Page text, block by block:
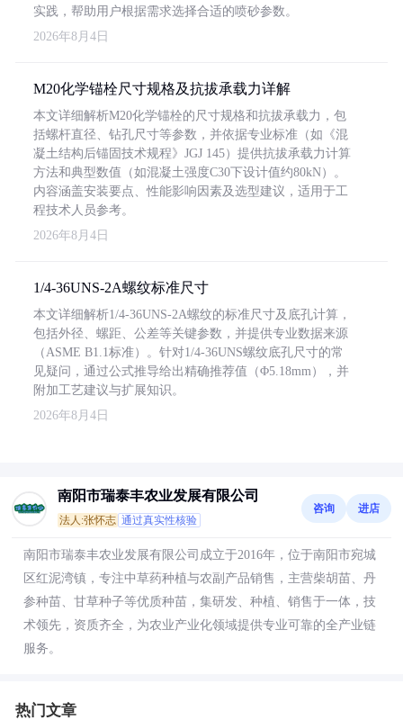
实践，帮助用户根据需求选择合适的喷砂参数。
2026年8月4日
M20化学锚栓尺寸规格及抗拔承载力详解
本文详细解析M20化学锚栓的尺寸规格和抗拔承载力，包
括螺杆直径、钻孔尺寸等参数，并依据专业标准（如《混
凝土结构后锚固技术规程》JGJ 145）提供抗拔承载力计算
方法和典型数值（如混凝土强度C30下设计值约80kN）。
内容涵盖安装要点、性能影响因素及选型建议，适用于工
程技术人员参考。
2026年8月4日
1/4-36UNS-2A螺纹标准尺寸
本文详细解析1/4-36UNS-2A螺纹的标准尺寸及底孔计算，
包括外径、螺距、公差等关键参数，并提供专业数据来源
（ASME B1.1标准）。针对1/4-36UNS螺纹底孔尺寸的常
见疑问，通过公式推导给出精确推荐值（Φ5.18mm），并
附加工艺建议与扩展知识。
2026年8月4日
南阳市瑞泰丰农业发展有限公司
法人:张怀志 通过真实性核验
咨询 进店
南阳市瑞泰丰农业发展有限公司成立于2016年，位于南阳市宛城
区红泥湾镇，专注中草药种植与农副产品销售，主营柴胡苗、丹
参种苗、甘草种子等优质种苗，集研发、种植、销售于一体，技
术领先，资质齐全，为农业产业化领域提供专业可靠的全产业链
服务。
热门文章